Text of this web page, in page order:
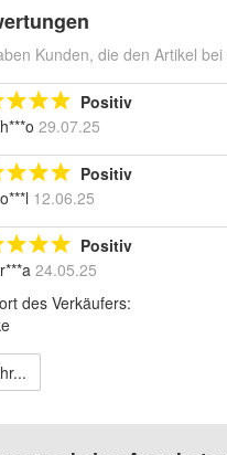
Kunden, die den Artikel
Positiv
h***o 29.07.25
Positiv
o***l 12.06.25
Positiv
r***a 24.05.25
des Verkäufers: